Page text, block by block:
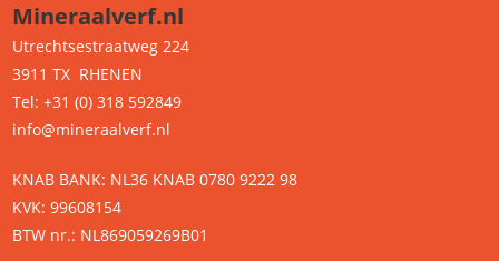
Mineraalverf.nl
Utrechtsestraatweg 224
3911 TX RHENEN
Tel: +31 (0) 318 592849
info@mineraalverf.nl
KNAB BANK: NL36 KNAB 0780 9222 98
KVK: 99608154
BTW nr.: NL869059269B01